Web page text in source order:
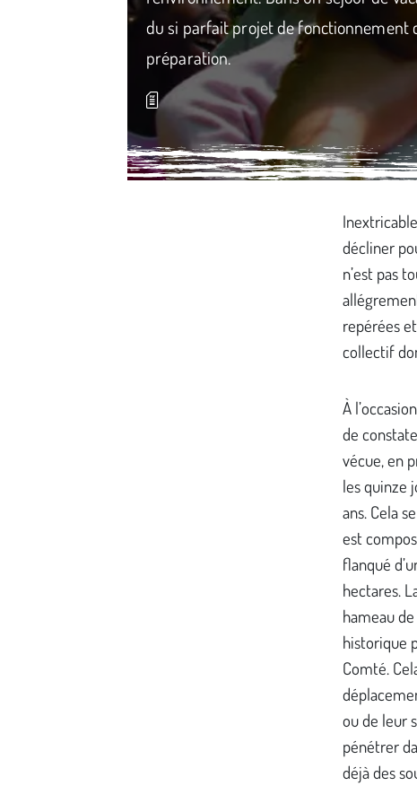
du si parfait projet de fonctionnement
préparation.
décliner
n’est pas
repérées
collectif
À
de
vécue, en
les quinze
ans. Cela
est
flanqué
hectares.
hameau
historique
Comté.
ou de leur
pénétrer
déjà des